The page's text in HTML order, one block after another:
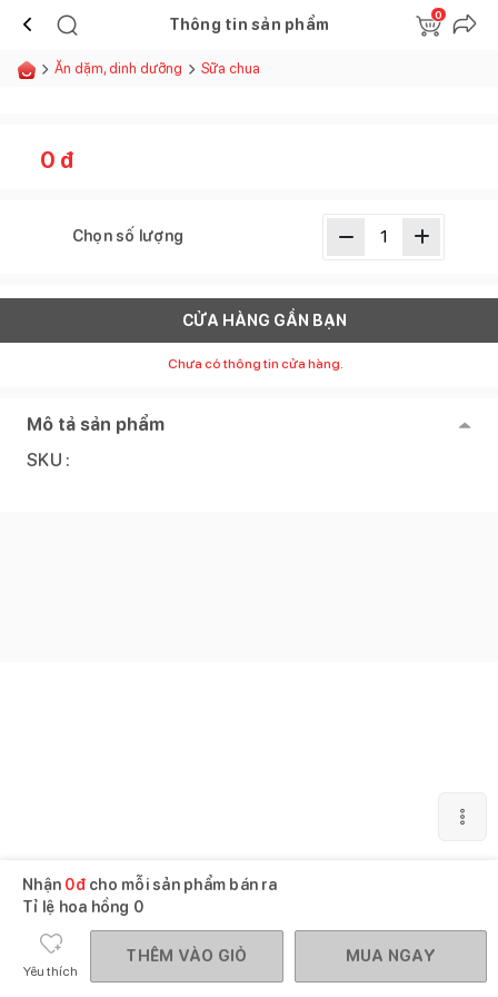
Thông tin sản phẩm
0
Ăn dặm, dinh dưỡng Sữa chua
0 đ
Chọn số lượng
CỬA HÀNG GẦN BẠN
Chưa có thông tin cửa hàng.
Mô tả sản phẩm
SKU :
Nhận 0đcho mỗi sản phẩm bán ra
Tỉ lệ hoa hồng 0
Yêu thích
THÊM VÀO GIỎ MUA NGAY